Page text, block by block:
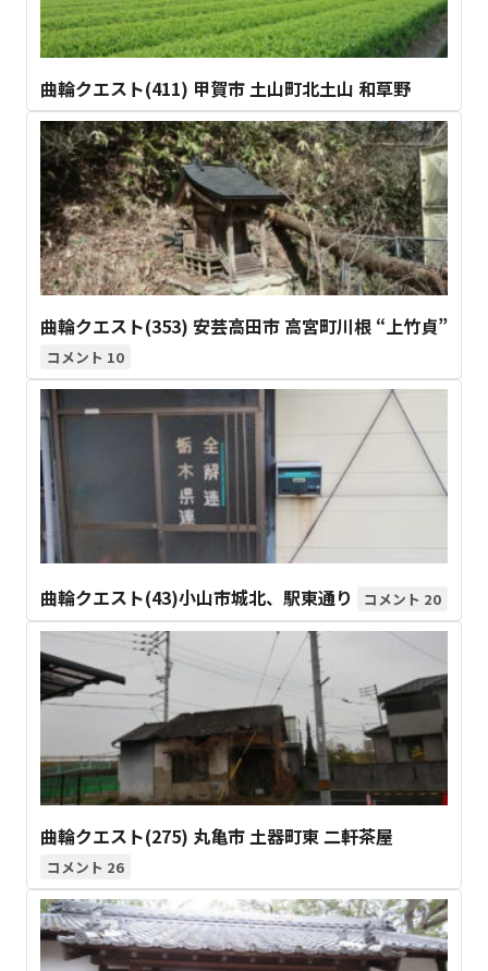
曲輪クエスト(411) 甲賀市 土山町北土山 和草野
曲輪クエスト(353) 安芸高田市 高宮町川根 “上竹貞”
10
曲輪クエスト(43)小山市城北、駅東通り 20
曲輪クエスト(275) 丸亀市 土器町東 二軒茶屋
26